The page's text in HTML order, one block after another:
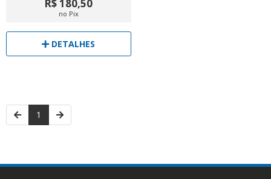
R$ 180,50
no Pix
DETALHES
1